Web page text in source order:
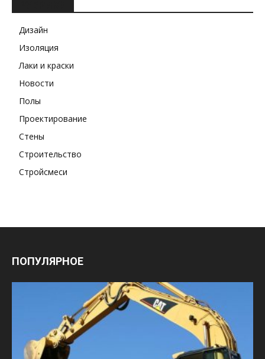
Дизайн
Изоляция
Лаки и краски
Новости
Полы
Проектирование
Стены
Строительство
Стройсмеси
ПОПУЛЯРНОЕ